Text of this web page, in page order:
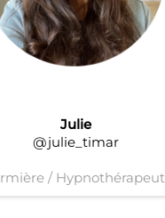
Julie
@julie_timar
/